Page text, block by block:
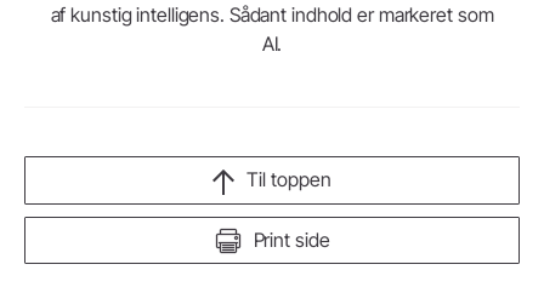
af kunstig intelligens. Sådant indhold er markeret som
AI.
Print side
Til toppen